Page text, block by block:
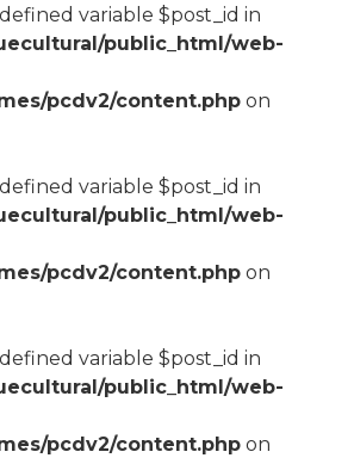
variable $post_id in
public_html/web-
pcdv2/content.phpon
variable $post_id in
public_html/web-
pcdv2/content.phpon
variable $post_id in
public_html/web-
pcdv2/content.phpon